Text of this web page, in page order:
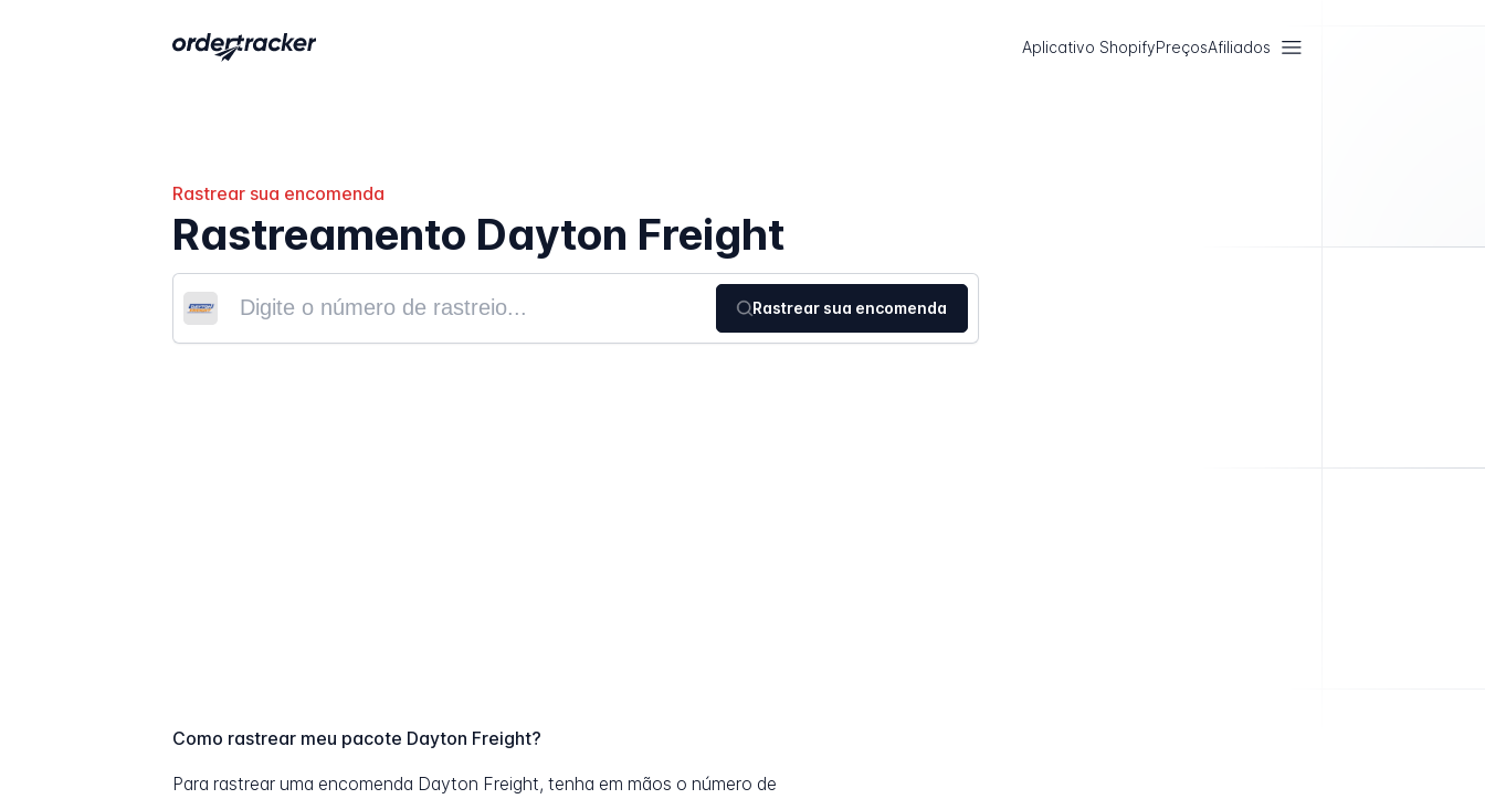
Aplicativo ShopifyPreçosAfiliados
Rastrear sua encomenda
Rastreamento Dayton Freight
Rastrear sua encomenda
Como rastrear meu pacote Dayton Freight?
Para rastrear uma encomenda Dayton Freight, tenha em mãos o número de